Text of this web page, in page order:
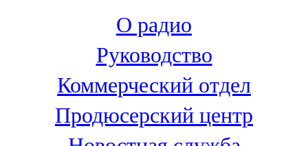
Чирмешән
107,7 FM
Чистай
103,0 FM
Чүпрәле
О радио
Руководство
Коммерческий отдел
Продюсерский центр